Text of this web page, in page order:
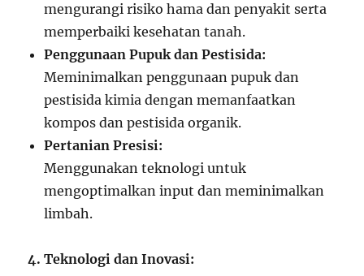
mengurangi risiko hama dan penyakit serta
memperbaiki kesehatan tanah.
Penggunaan Pupuk dan Pestisida:
Meminimalkan penggunaan pupuk dan
pestisida kimia dengan memanfaatkan
kompos dan pestisida organik.
Pertanian Presisi:
Menggunakan teknologi untuk
mengoptimalkan input dan meminimalkan
limbah.
4. Teknologi dan Inovasi: